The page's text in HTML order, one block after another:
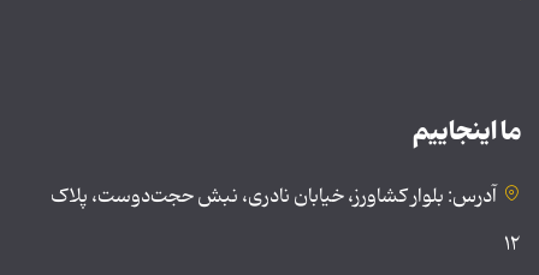
ما اینجاییم
آدرس: بلوار کشاورز، خیابان نادری، نبش حجت‌دوست، پلاک
۱۲